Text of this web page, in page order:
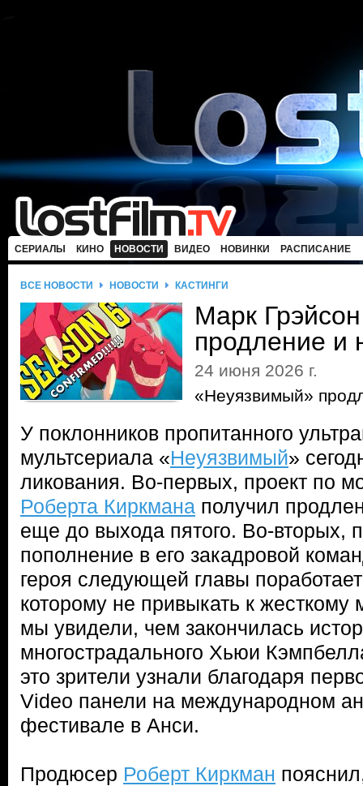
СЕРИАЛЫ КИНО НОВОСТИ ВИДЕО НОВИНКИ РАСПИСАНИЕ
ВСЕ НОВОСТИ НОВОСТИ КАСТИНГИ
Марк
продление и
24 июня 2026 г.
«Неуязвимый»
У поклонников пропитанного
мультсериала «Неуязвимый»
ликования. Во-первых, проект по
Роберта Киркмана получил
еще до выхода пятого. Во-вторых,
пополнение в его закадровой
героя следующей главы
которому не привыкать к
мы увидели, чем закончилась
многострадального Хьюи
это зрители узнали благодаря
Video панели на международном
фестивале в Анси.
Продюсер Роберт Киркман